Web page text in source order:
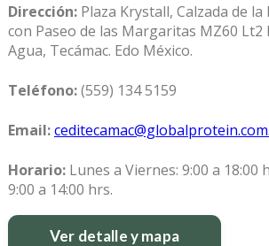
Dirección:Plaza Krystall, Calzada de la
con Paseo de las Margaritas MZ60 Lt2
Agua, Tecámac. Edo México.
Teléfono:(559) 134 5159
Email:
Horario:Lunes a Viernes: 9:00 a 18:00
9:00 a 14:00 hrs.
Ver detalle y mapa